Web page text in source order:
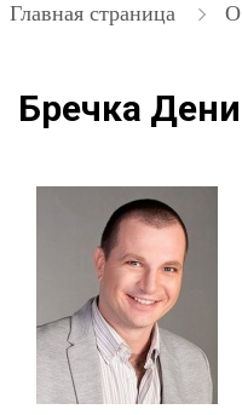
Главная страница
Бречка